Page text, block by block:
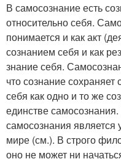
В самосознание есть
относительно себя.
понимается и как акт
сознанием себя и как
знание себя.
что сознание
себя как одно и то же
единстве
самосознания является
мире (см.). В строго
оно не может ни